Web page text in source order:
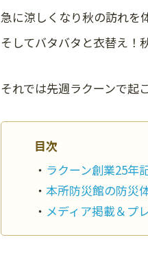
急に涼しくなり秋の訪れを
そしてバタバタと衣替え！
それでは先週ラクーンで起
目次
ラクーン創業25年
本所防災館の防災
メディア掲載＆プ